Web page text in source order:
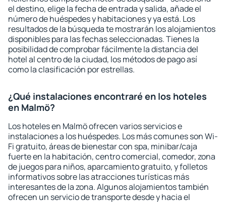
el destino, elige la fecha de entrada y salida, añade el
número de huéspedes y habitaciones y ya está. Los
resultados de la búsqueda te mostrarán los alojamientos
disponibles para las fechas seleccionadas. Tienes la
posibilidad de comprobar fácilmente la distancia del
hotel al centro de la ciudad, los métodos de pago así
como la clasificación por estrellas.
¿Qué instalaciones encontraré en los hoteles
en Malmö?
Los hoteles en Malmö ofrecen varios servicios e
instalaciones a los huéspedes. Los más comunes son Wi-
Fi gratuito, áreas de bienestar con spa, minibar/caja
fuerte en la habitación, centro comercial, comedor, zona
de juegos para niños, aparcamiento gratuito, y folletos
informativos sobre las atracciones turísticas más
interesantes de la zona. Algunos alojamientos también
ofrecen un servicio de transporte desde y hacia el